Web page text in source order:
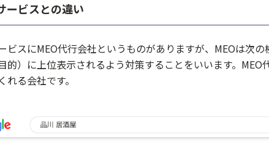
ービスとの違い
ビスにMEO代行会社というものがありますが、MEOは次
的）に上位表示されるよう対策することをいいます。
れる会社です。